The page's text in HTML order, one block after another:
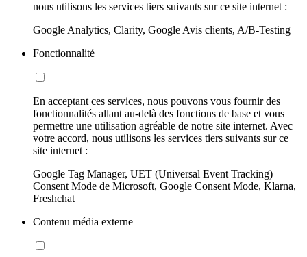
nous utilisons les services tiers suivants sur ce site internet :
Google Analytics, Clarity, Google Avis clients, A/B-Testing
Fonctionnalité
En acceptant ces services, nous pouvons vous fournir des
fonctionnalités allant au-delà des fonctions de base et vous
permettre une utilisation agréable de notre site internet. Avec
votre accord, nous utilisons les services tiers suivants sur ce
site internet :
Google Tag Manager, UET (Universal Event Tracking)
Consent Mode de Microsoft, Google Consent Mode, Klarna,
Freshchat
Contenu média externe